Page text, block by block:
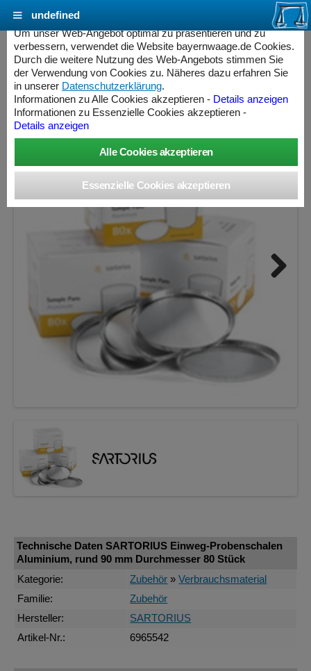
SARTORIUS Einweg-Probenschalen
Aluminium, rund 90 mm Durchmesser 80 Stück
Technische Daten SARTORIUS Einweg-Probenschalen
Aluminium, rund 90 mm Durchmesser 80 Stück
Kategorie:
Zubehör »Verbrauchsmaterial
Familie:
Zubehör
Hersteller:
SARTORIUS
Artikel-Nr.:
6965542
Cookie Einstellungen - bayernwaage.de
Um unser Web-Angebot optimal zu präsentieren und zu
verbessern, verwendet die Website bayernwaage.de Cookies.
Durch die weitere Nutzung des Web-Angebots stimmen Sie
der Verwendung von Cookies zu. Näheres dazu erfahren Sie
in unserer Datenschutzerklärung.
Informationen zu Alle Cookies akzeptieren - Details anzeigen
Informationen zu Essenzielle Cookies akzeptieren -
Details anzeigen
undefined